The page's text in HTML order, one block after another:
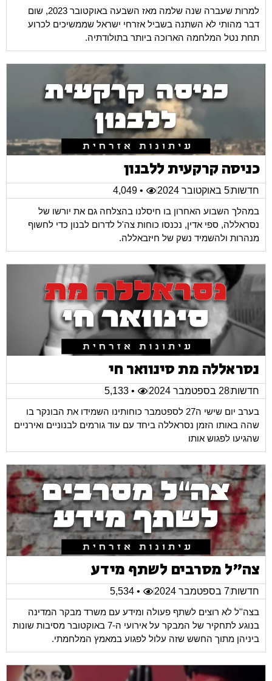
למרות שעברה שנה שלמה מאז השבעה באוקטובר 2023, שום
דבר מהותי לא השתנה בשביל אזרחי ישראל שממשיכים לכרוע
תחת נטל המלחמה הארוכה ביותר בתולודתיה.
כניסה קרקעית ללבנון
חדשות5 באוקטובר 2024
• 4,049
במהלך השבוע האחרון בו חיסלנו בהצלחה גם את יורשו של
נסראללה, ספי אדין, נכנסו כוחות צה'ל לדרום לבנון כדי לחשוף
מנהרות ולהשמיד נשק של חיזבאללה.
נסראללה מת סינוואר חי
חדשות28 בספטמבר 2024
• 5,133
בערב יום שישי ה27 לספטמבר כוחותינו השמידו את הבונקר בו
שהה באותו הזמן נסראללה ביחד עם עוד גורמים לבנוניים ואירניים
שהגיעו לפגוש אותו
צה"ל מסרבים לשתף מידע
חדשות7 בספטמבר 2024
• 5,534
בצה''ל לא רוצים לשתף פעולה ומידע עם משרד מבקר המדינה
בנוגע לתחקיר של המבקר על אירועי ה-7 באוקטובר מסיבות שונות
ביניהן מתוך החשש שזה עלול לפגוע במאמץ המלחמתי.